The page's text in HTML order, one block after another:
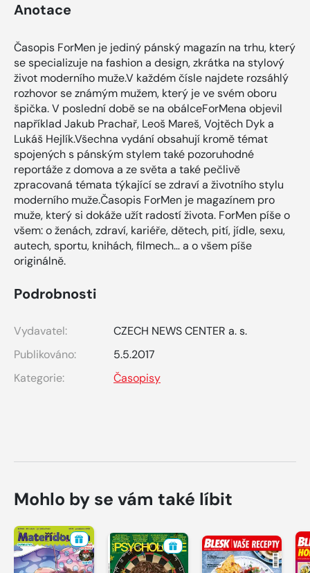
Anotace
Časopis ForMen je jediný pánský magazín na trhu, který
se specializuje na fashion a design, zkrátka na stylový
život moderního muže.V každém čísle najdete rozsáhlý
rozhovor se známým mužem, který je ve svém oboru
špička. V poslední době se na obálceForMena objevil
například Jakub Prachař, Leoš Mareš, Vojtěch Dyk a
Lukáš Hejlík.Všechna vydání obsahují kromě témat
spojených s pánským stylem také pozoruhodné
reportáže z domova a ze světa a také pečlivě
zpracovaná témata týkající se zdraví a životního stylu
moderního muže.Časopis ForMen je magazínem pro
muže, který si dokáže užít radostí života. ForMen píše o
všem: o ženách, zdraví, kariéře, dětech, pití, jídle, sexu,
autech, sportu, knihách, filmech… a o všem píše
originálně.
Podrobnosti
Vydavatel:
CZECH NEWS CENTER a. s.
Publikováno:
5.5.2017
Kategorie:
Časopisy
Mohlo by se vám také líbit